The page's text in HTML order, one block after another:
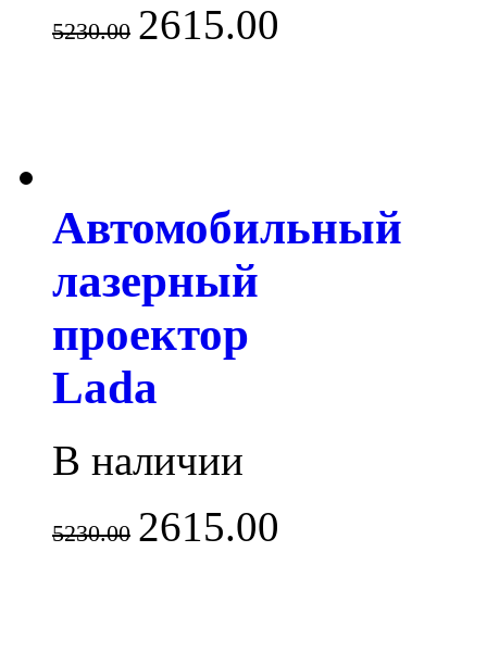
5230.00 2615.00
Автомобильный
лазерный
проектор
Lada
В наличии
5230.00 2615.00